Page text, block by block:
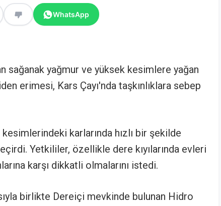
WhatsApp
sağanak yağmur ve yüksek kesimlere yağan
erimesi, Kars Çayı'nda taşkınlıklara sebep
kesimlerindeki karlarında hızlı bir şekilde
Yetkililer, özellikle dere kıyılarında evleri
karşı dikkatli olmalarını istedi.
birlikte Dereiçi mevkinde bulunan Hidro